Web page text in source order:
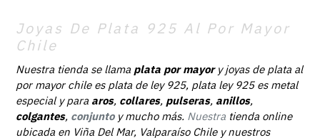
Joyas De Plata 925 Al Por Mayor
Chile
Nuestra tienda se llama plata por mayory joyas de plata al
por mayor chile es plata de ley 925, plata ley 925 es metal
especial y para aros, collares, pulseras, anillos,
colgantes, conjunto y mucho más. Nuestra tienda online
ubicada en Viña Del Mar, Valparaíso Chile y nuestros